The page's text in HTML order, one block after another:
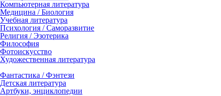
Компьютерная литература
Медицина / Биология
Учебная литература
Психология / Саморазвитие
Религия / Эзотерика
Философия
Фотоискусство
Художественная литература
Фантастика / Фэнтези
Детская литература
Артбуки, энциклопедии